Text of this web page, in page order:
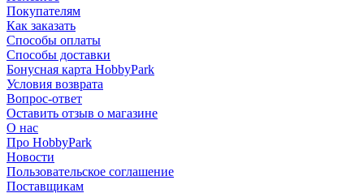
Покупателям
Как заказать
Способы оплаты
Способы доставки
Бонусная карта HobbyPark
Условия возврата
Вопрос-ответ
Оставить отзыв о магазине
О нас
Про HobbyPark
Новости
Пользовательское соглашение
Поставщикам